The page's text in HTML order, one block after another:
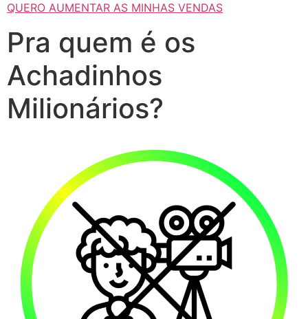
QUERO AUMENTAR AS MINHAS VENDAS
Pra quem é os
Achadinhos
Milionários?